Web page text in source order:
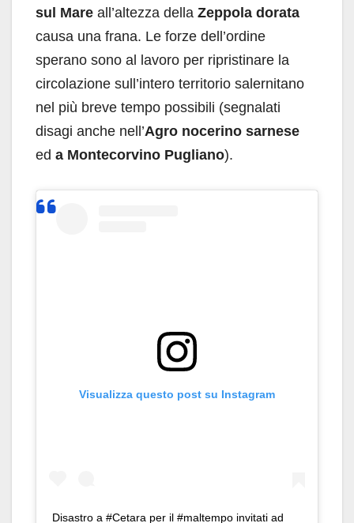
sul Mare all’altezza della Zeppola dorata
causa una frana. Le forze dell’ordine
sperano sono al lavoro per ripristinare la
circolazione sull’intero territorio salernitano
nel più breve tempo possibili (segnalati
disagi anche nell’Agro nocerino sarnese
ed a Montecorvino Pugliano).
Visualizza questo post su Instagram
Disastro a #Cetara per il #maltempo invitati ad